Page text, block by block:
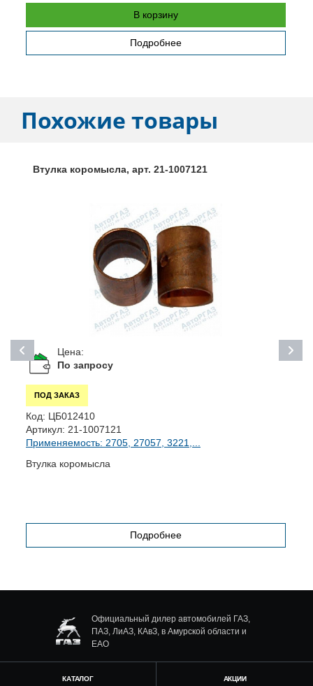
В корзину
Подробнее
Похожие товары
Втулка коромысла, арт. 21-1007121
Цена:
По запросу
ПОД ЗАКАЗ
Код: ЦБ012410
Артикул: 21-1007121
Применяемость: 2705, 27057, 3221,...
Втулка коромысла
Подробнее
Официальный дилер автомобилей ГАЗ,
ПАЗ, ЛиАЗ, КАвЗ, в Амурской области и
ЕАО
КАТАЛОГ АКЦИИ